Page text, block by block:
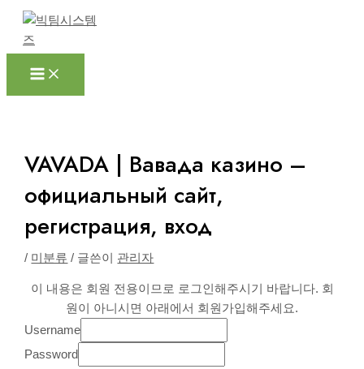
Menu
VAVADA | Вавада казино –
официальный сайт,
регистрация, вход
/ 미분류 / 글쓴이 관리자
이 내용은 회원 전용이므로 로그인해주시기 바랍니다. 회
원이 아니시면 아래에서 회원가입해주세요.
Username
Password
포
트